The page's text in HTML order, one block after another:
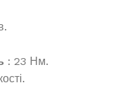
: 23 Нм.